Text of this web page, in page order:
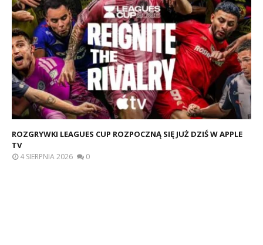
ROZGRYWKI LEAGUES CUP ROZPOCZNĄ SIĘ JUŻ DZIŚ W APPLE
TV
4 SIERPNIA 2026 0